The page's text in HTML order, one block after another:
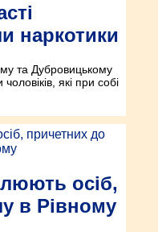
наркотики
та Дубровицькому
які при собі
осіб,
в Рівному